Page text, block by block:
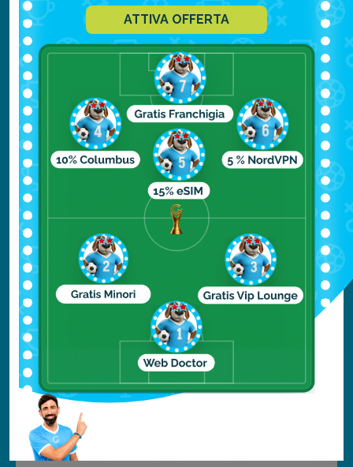
Tour gastronomico:un tour che vi
permetterà di assaggiare i sapori autentici
della cucina vietnamita e allo stesso
tempo girare tra i vicoli caratteristici e i
vivaci mercati di
Hanoi . Potete affidarvi
ad un tour operator o provare a scegliere
da soli dove mangiare.
Crociera nella Baia di Halong:Questa
escursione è un must turistico grazie al
quale rimarrete affascinati da questa
meravigliosa attrazione naturale.
Tour a Hoa Lu e Tam CocQuesto tour vi
porterà alla scoperta della campagna,
della storia e della cultura del Vietnam del
Nord.
ATTIVA OFFERTA